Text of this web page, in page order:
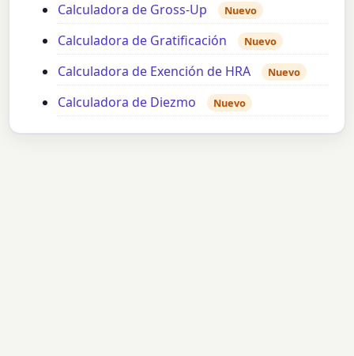
Calculadora de Gross-Up Nuevo
Calculadora de Gratificación Nuevo
Calculadora de Exención de HRA Nuevo
Calculadora de Diezmo Nuevo